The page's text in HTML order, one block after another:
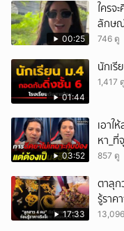
00:25
ใครจ
ลักษณ์
ได้อม
746 ดู
01:44
นักเรี
1,417 ดู
03:52
เอาใ
หา_ที่
857 ดู
17:33
ตาลุก
รู้ราค